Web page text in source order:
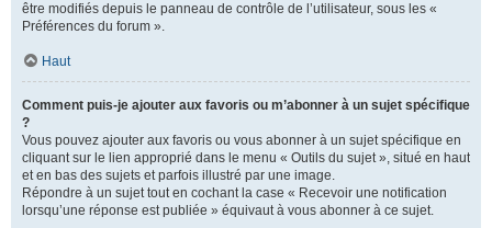
être modifiés depuis le panneau de contrôle de l’utilisateur, sous les «
Préférences du forum ».
Haut
Comment puis-je ajouter aux favoris ou m’abonner à un sujet spécifique
?
Vous pouvez ajouter aux favoris ou vous abonner à un sujet spécifique en
cliquant sur le lien approprié dans le menu « Outils du sujet », situé en haut
et en bas des sujets et parfois illustré par une image.
Répondre à un sujet tout en cochant la case « Recevoir une notification
lorsqu’une réponse est publiée » équivaut à vous abonner à ce sujet.